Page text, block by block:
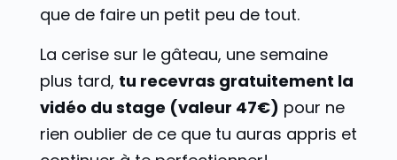
que de faire un petit peu de tout.
La cerise sur le gâteau, une semaine
plus tard, tu recevras gratuitement la
vidéo du stage (valeur 47€) pour ne
rien oublier de ce que tu auras appris et